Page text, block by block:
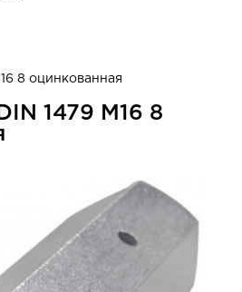
8 оцинкованная
1479 М16 8